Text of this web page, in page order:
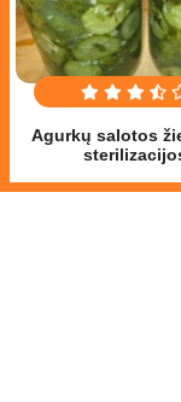
Agurkų salotos